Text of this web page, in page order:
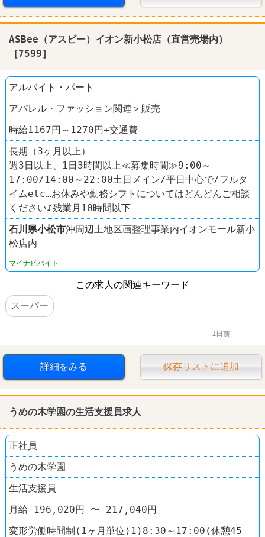
ASBee（アスビー）イオン新小松店（直営売場内）
［7599］
アルバイト・パート
アパレル・ファッション関連＞販売
時給1167円～1270円+交通費
長期（3ヶ月以上）
週3日以上、1日3時間以上≪募集時間≫9:00～
17:00/14:00～22:00土日メイン/平日中心で/フルタ
イムetc…お休みや勤務シフトについてはどんどんご相談
ください♪残業月10時間以下
石川県小松市沖周辺土地区画整理事業内イオンモール新小
松店内
マイナビバイト
この求人の関連キーワード
スーパー
1日前
詳細をみる 保存リストに追加
うめの木学園の生活支援員求人
正社員
うめの木学園
生活支援員
月給 196,020円 〜 217,040円
変形労働時間制(1ヶ月単位)1)8:30～17:00(休憩45